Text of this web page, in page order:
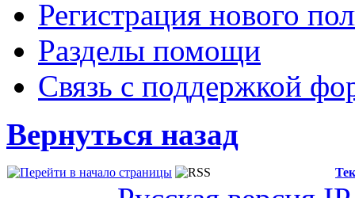
Регистрация нового
Разделы помощи
Связь с поддержкой
Вернуться назад